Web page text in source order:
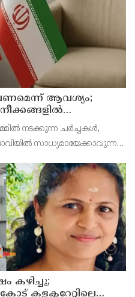
ആവശ്യം;
നടക്കുന്ന ചര്‍ച്ചകള്‍,
സാധ്യമായേക്കാവുന്ന
കഴിച്ചു;
കളക്ടറേറ്റിലെ